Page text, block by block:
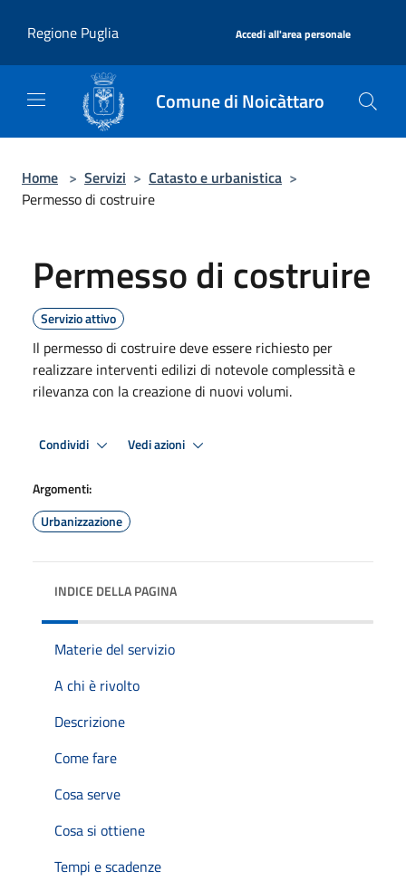
Regione Puglia
Accedi all'area personale
Comune di Noicàttaro
Home > Servizi > Catasto e urbanistica >
Permesso di costruire
Permesso di costruire
Servizio attivo
Il permesso di costruire deve essere richiesto per
realizzare interventi edilizi di notevole complessità e
rilevanza con la creazione di nuovi volumi.
Condividi Vedi azioni
Argomenti:
Urbanizzazione
INDICE DELLA PAGINA
Materie del servizio
A chi è rivolto
Descrizione
Come fare
Cosa serve
Cosa si ottiene
Tempi e scadenze